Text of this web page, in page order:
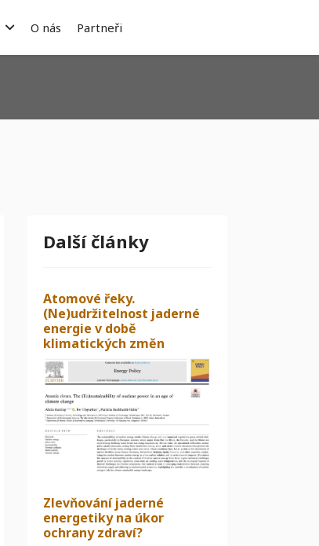
O nás Partneři
Další články
Atomové řeky.
(Ne)udržitelnost jaderné
energie v době
klimatických změn
Zlevňování jaderné
energetiky na úkor
ochrany zdraví?